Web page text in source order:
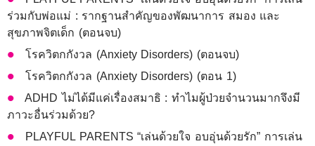
ร่วมกับพ่อแม่ : รากฐานสำคัญของพัฒนาการ สมอง และ
สุขภาพจิตเด็ก (ตอนจบ)
โรควิตกกังวล (Anxiety Disorders) (ตอนจบ)
โรควิตกกังวล (Anxiety Disorders) (ตอน 1)
ADHD ไม่ได้มีแค่เรื่องสมาธิ : ทำไมผู้ป่วยจำนวนมากจึงมี
ภาวะอื่นร่วมด้วย?
PLAYFUL PARENTS “เล่นด้วยใจ อบอุ่นด้วยรัก” การเล่น